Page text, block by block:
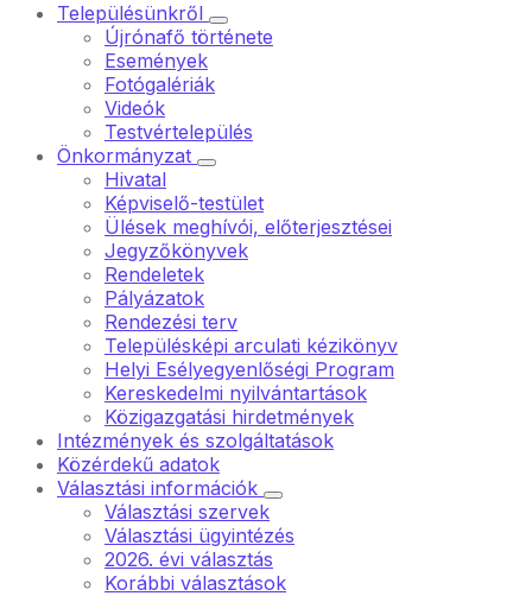
Településünkről
Újrónafő története
Események
Fotógalériák
Videók
Testvértelepülés
Önkormányzat
Hivatal
Képviselő-testület
Ülések meghívói, előterjesztései
Jegyzőkönyvek
Rendeletek
Pályázatok
Rendezési terv
Településképi arculati kézikönyv
Helyi Esélyegyenlőségi Program
Kereskedelmi nyilvántartások
Közigazgatási hirdetmények
Intézmények és szolgáltatások
Közérdekű adatok
Választási információk
Választási szervek
Választási ügyintézés
2026. évi választás
Korábbi választások